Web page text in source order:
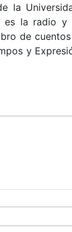
la
es la radio y
de
y